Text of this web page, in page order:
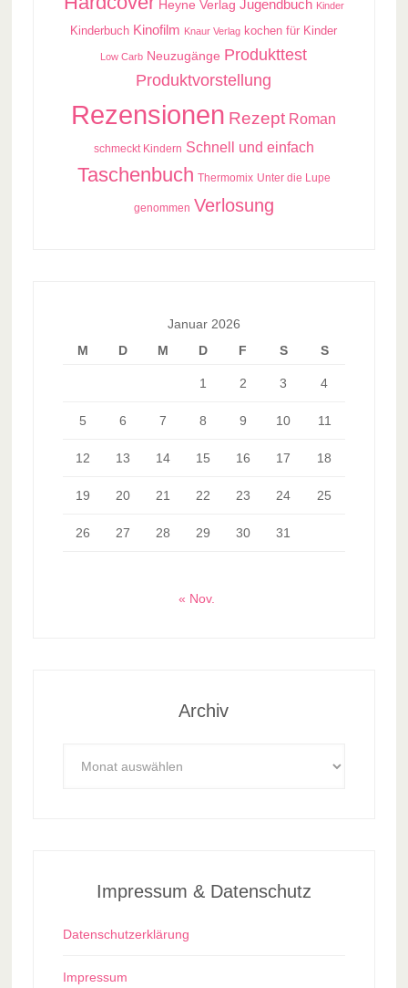
Heyne Verlag Jugendbuch Kinder
Kinderbuch Kinofilm Knaur Verlag kochen für Kinder
Low Carb Neuzugänge Produkttest
Produktvorstellung
Rezensionen Rezept Roman
schmeckt Kindern Schnell und einfach
Taschenbuch Thermomix Unter die Lupe
genommen Verlosung
Januar 2026
M
D M D F S S
1 2 3 4
5 6 7 8 9 10 11
12 13 14 15 16 17 18
19 20 21 22 23 24 25
26 27 28 29 30 31
« Nov.
Archiv
Impressum & Datenschutz
Datenschutzerklärung
Impressum